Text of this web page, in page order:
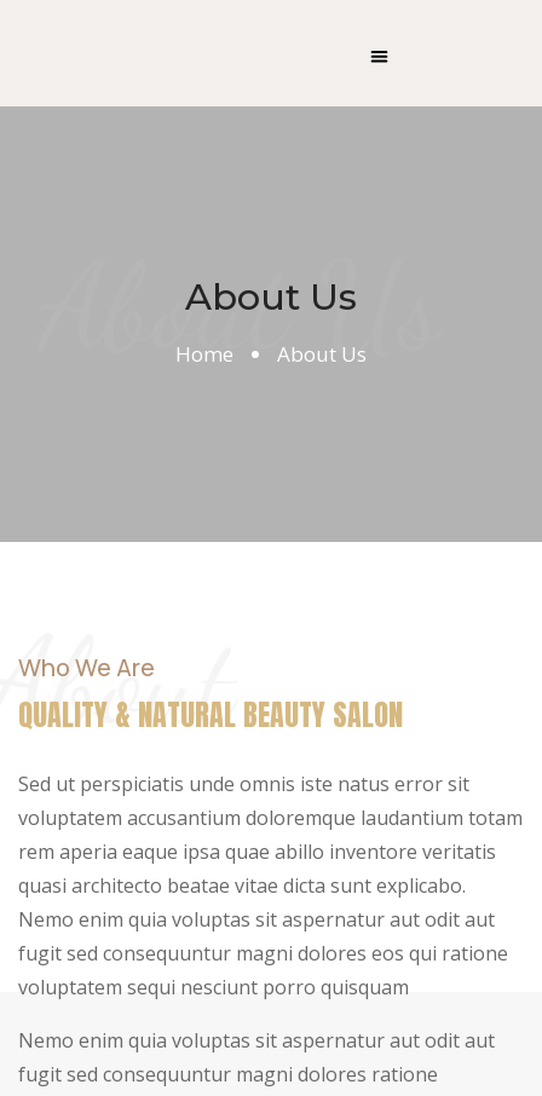
About Us
About Us
Home About Us
Who We Are
QUALITY & NATURAL BEAUTY SALON
Sed ut perspiciatis unde omnis iste natus error sit
voluptatem accusantium doloremque laudantium totam
rem aperia eaque ipsa quae abillo inventore veritatis
quasi architecto beatae vitae dicta sunt explicabo.
Nemo enim quia voluptas sit aspernatur aut odit aut
fugit sed consequuntur magni dolores eos qui ratione
voluptatem sequi nesciunt porro quisquam
Nemo enim quia voluptas sit aspernatur aut odit aut
fugit sed consequuntur magni dolores ratione